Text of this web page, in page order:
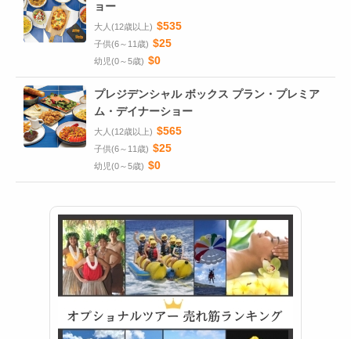
ョー
大人(12歳以上) $535
子供(6～11歳) $25
幼児(0～5歳) $0
プレジデンシャル ボックス プラン・プレミア
ム・デイナーショー
大人(12歳以上) $565
子供(6～11歳) $25
幼児(0～5歳) $0